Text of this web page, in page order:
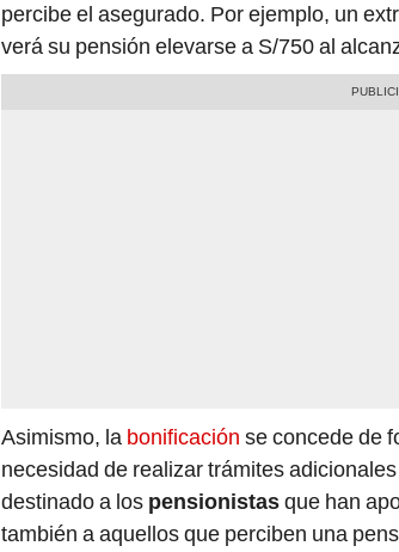
percibe el asegurado. Por ejemplo, un
verá su pensión elevarse a S/750 al
Asimismo, la bonificación se concede de
necesidad de realizar trámites
destinado a los pensionistasque han
también a aquellos que perciben una